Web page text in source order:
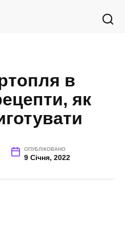
в
як
ОПУБЛІКОВАНО
9 Січня, 2022